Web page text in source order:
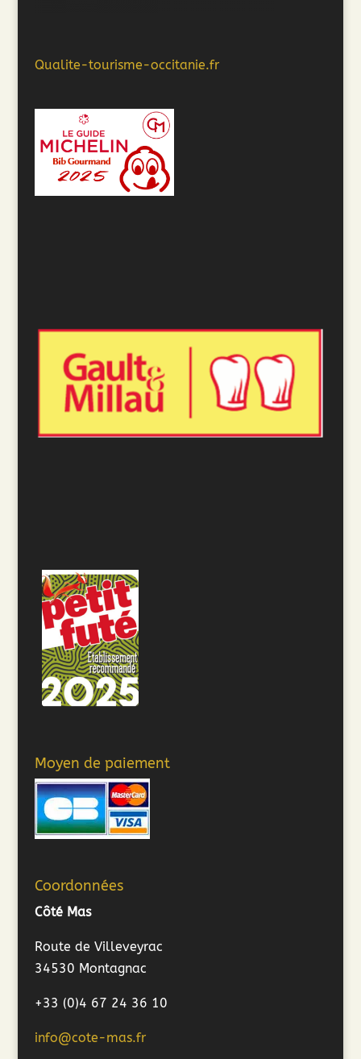
Qualite-tourisme-occitanie.fr
Moyen de paiement
Coordonnées
Côté Mas
Route de Villeveyrac
34530 Montagnac
+33 (0)4 67 24 36 10
info@cote-mas.fr